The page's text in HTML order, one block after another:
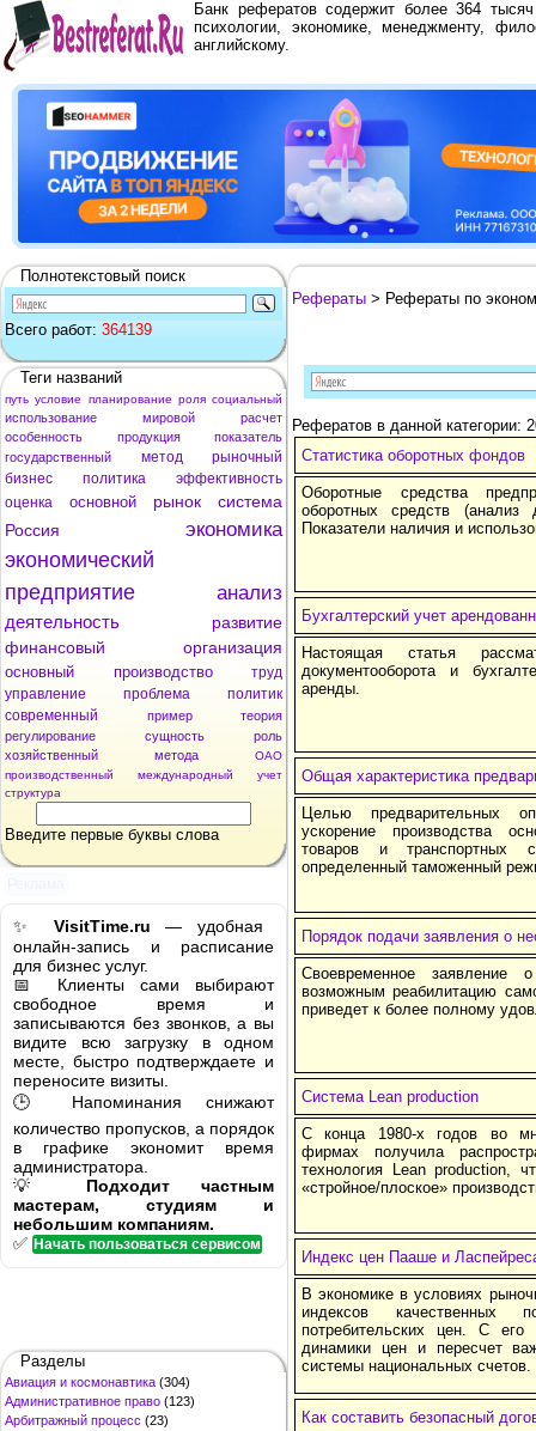
Банк рефератов содержит более 364
психологии, экономике, менеджменту,
английскому.
Полнотекстовый поиск
Всего работ: 364139
Теги названий
путь условие планирование роля социальный
использование мировой
расчет
особенность
продукция
показатель
государственный
метод
рыночный
бизнес
политика
эффективность
оценка
основной рынок
система
Россия
экономика
экономический
предприятие
анализ
деятельность
развитие
финансовый
организация
основный производство
труд
управление
проблема
политик
современный
пример
теория
регулирование
сущность
роль
хозяйственный
метода
ОАО
производственный
международный
учет
структура
Введите первые буквы слова
✨ VisitTime.ru — удобная
онлайн-запись и расписание
для бизнес услуг.
📅 Клиенты сами выбирают
свободное время и
записываются без звонков, а вы
видите всю загрузку в одном
месте, быстро подтверждаете и
переносите визиты.
🕒 Напоминания снижают
количество пропусков, а порядок
в графике экономит время
администратора.
💡 Подходит частным
мастерам, студиям и
небольшим компаниям.
✅ Начать пользоваться сервисом
Разделы
Авиация и космонавтика (304)
Административное право (123)
Арбитражный процесс (23)
Рефераты > Рефераты по
Рефератов в данной категории:
Статистика оборотных фондов
Оборотные средства
оборотных средств (анализ
Показатели наличия и
Бухгалтерский учет
Настоящая статья
документооборота и
аренды.
Общая характеристика
Целью предварительных
ускорение производства
товаров и
определенный таможенный
Порядок подачи заявления о
Своевременное заявление
возможным реабилитацию
приведет к более полному
Система Lean production
С конца 1980-х годов во
фирмах получила
технология Lean production,
«стройное/плоское»
Индекс цен Пааше и
В экономике в условиях
индексов качественных
потребительских цен. С
динамики цен и пересчет
системы национальных счетов.
Как составить безопасный